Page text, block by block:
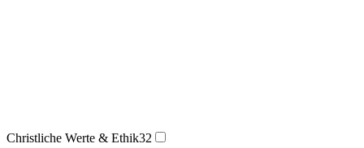
Christliche Werte & Ethik32